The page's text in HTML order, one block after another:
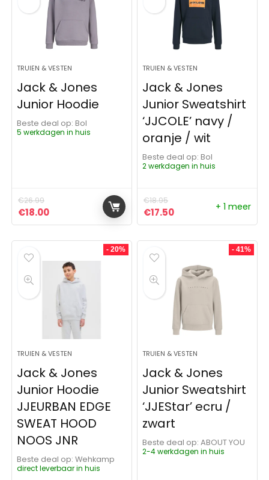
TRUIEN & VESTEN
Jack & Jones
Junior Hoodie
Beste deal op:
Bol
5 werkdagen in huis
€26.99
Oorspronkelijke prijs was: €26.99.
€18.00Huidige prijs is: €18.00.
TRUIEN & VESTEN
Jack & Jones
Junior Sweatshirt
‘JJCOLE’ navy /
oranje / wit
Beste deal op:
Bol
2 werkdagen in huis
€18.95
Oorspronkelijke prijs was:
€17.50Huidige prijs is:
+ 1 meer
- 20%
TRUIEN & VESTEN
Jack & Jones
Junior Hoodie
JJEURBAN EDGE
SWEAT HOOD
NOOS JNR
Beste deal op:
Wehkamp
direct leverbaar in huis
- 41%
TRUIEN & VESTEN
Jack & Jones
Junior Sweatshirt
‘JJEStar’ ecru /
zwart
Beste deal op:
ABOUT YOU
2-4 werkdagen in huis